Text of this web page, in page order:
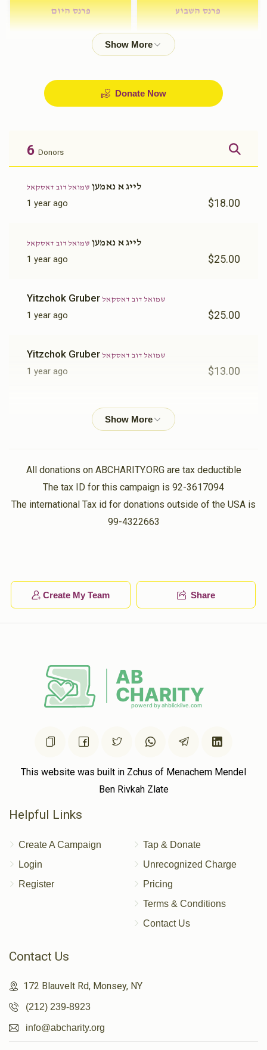
פרנס השבוע פרנס היום
Donate Now
6 Donors
לייג א נאמען שמואל דוב דאסקאל
1 year ago $18.00
לייג א נאמען שמואל דוב דאסקאל
1 year ago $25.00
Yitzchok Gruber שמואל דוב דאסקאל
1 year ago $25.00
Yitzchok Gruber שמואל דוב דאסקאל
1 year ago $13.00
ביהמ"ד
ביהמ"דשמואל דוב דאסקאל
1 year ago $134.00
All donations on ABCHARITY.ORG are tax deductible
The tax ID for this campaign is 92-3617094
The international Tax id for donations outside of the USA is
99-4322663
Create My Team Share
This website was built in Zchus of Menachem Mendel
Ben Rivkah Zlate
Helpful Links
Create A Campaign
Login
Register
Tap & Donate
Unrecognized Charge
Pricing
Terms & Conditions
Contact Us
Contact Us
172 Blauvelt Rd, Monsey, NY
(212) 239-8923
info@abcharity.org